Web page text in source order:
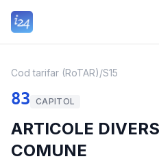
Cod tarifar (RoTAR)/S15
83 CAPITOL
ARTICOLE
COMUNE